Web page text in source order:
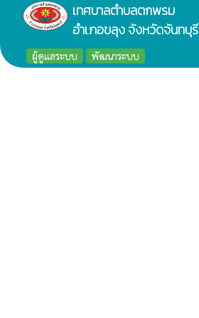
เทศบาลตำบลตกพรม
อำเภอขลุง จังหวัดจันทบุรี
ผู้ดูแลระบบ พัฒนาระบบ